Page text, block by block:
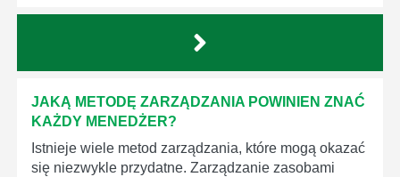
JAKĄ METODĘ ZARZĄDZANIA POWINIEN ZNAĆ
KAŻDY MENEDŻER?
Istnieje wiele metod zarządzania, które mogą okazać
się niezwykle przydatne. Zarządzanie zasobami